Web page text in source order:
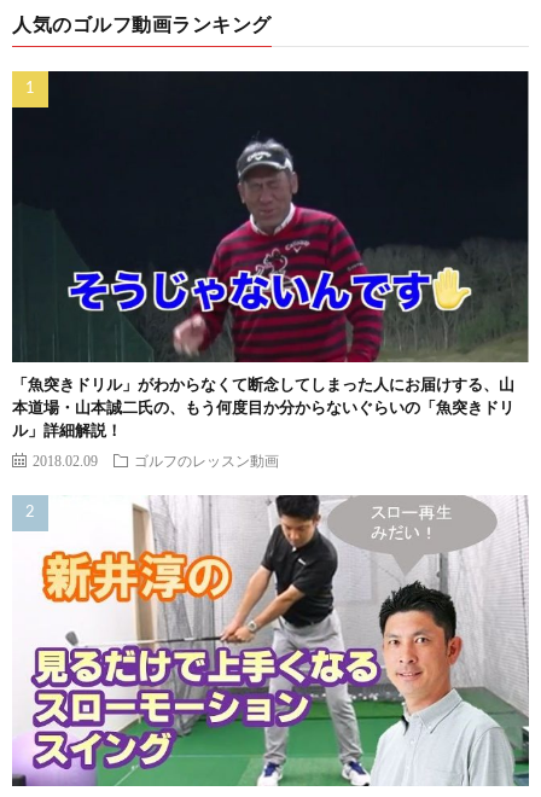
人気のゴルフ動画ランキング
「魚突きドリル」がわからなくて断念してしまった人にお届けする、山
本道場・山本誠二氏の、もう何度目か分からないぐらいの「魚突きドリ
ル」詳細解説！
2018.02.09 ゴルフのレッスン動画